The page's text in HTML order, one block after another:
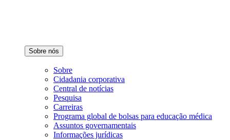
Sobre nós
Sobre
Cidadania corporativa
Central de notícias
Pesquisa
Carreiras
Programa global de bolsas para educação médica
Assuntos governamentais
Informações jurídicas